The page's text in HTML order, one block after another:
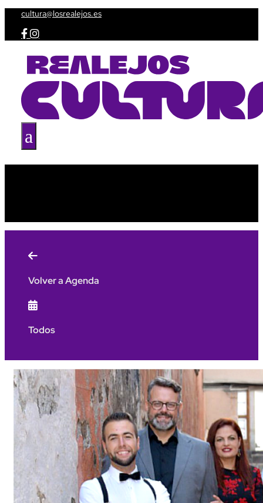
cultura@losrealejos.es
 
a

Volver a Agenda

Todos